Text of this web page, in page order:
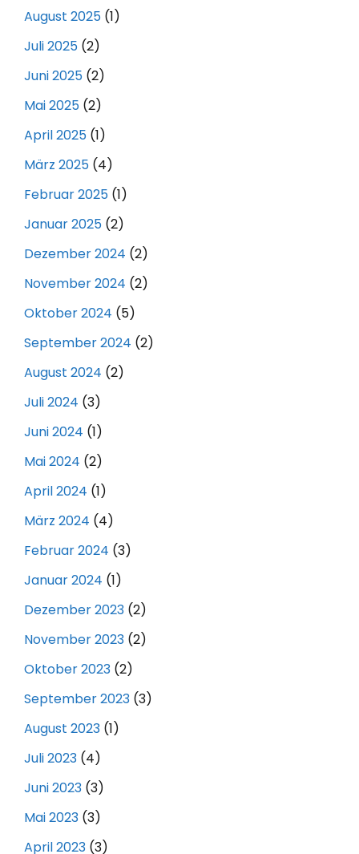
August 2025 (1)
Juli 2025 (2)
Juni 2025 (2)
Mai 2025 (2)
April 2025 (1)
März 2025 (4)
Februar 2025 (1)
Januar 2025 (2)
Dezember 2024 (2)
November 2024 (2)
Oktober 2024 (5)
September 2024 (2)
August 2024 (2)
Juli 2024 (3)
Juni 2024 (1)
Mai 2024 (2)
April 2024 (1)
März 2024 (4)
Februar 2024 (3)
Januar 2024 (1)
Dezember 2023 (2)
November 2023 (2)
Oktober 2023 (2)
September 2023 (3)
August 2023 (1)
Juli 2023 (4)
Juni 2023 (3)
Mai 2023 (3)
April 2023 (3)